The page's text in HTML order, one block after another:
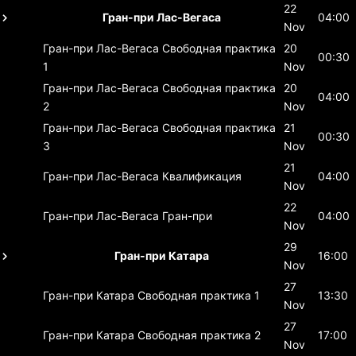
Гран-при Лас-Вегаса
22
Nov
04:00
Гран-при Лас-Вегаса Свободная практика
1
20
Nov
00:30
Гран-при Лас-Вегаса Свободная практика
2
20
Nov
04:00
Гран-при Лас-Вегаса Свободная практика
3
21
Nov
00:30
Гран-при Лас-Вегаса Квалификация
21
Nov
04:00
Гран-при Лас-Вегаса Гран-при
22
Nov
04:00
Гран-при Катара
29
Nov
16:00
Гран-при Катара Свободная практика 1
27
Nov
13:30
Гран-при Катара Свободная практика 2
27
Nov
17:00